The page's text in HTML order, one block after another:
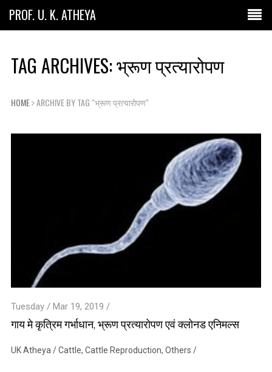
PROF. U. K. ATHEYA
TAG ARCHIVES: भ्रूण प्रत्यारोपण
HOME ARCHIVE BY TAG "भ्रूण प्रत्यारोपण"
Tuesday / Mar 19, 2019 /
गाय मे कृत्रिम गर्भाधान, भ्रूण प्रत्यारोपण एवं क्लोनड एनिमल्स
UK Atheya/Cattle, Cattle Reproduction, Others /